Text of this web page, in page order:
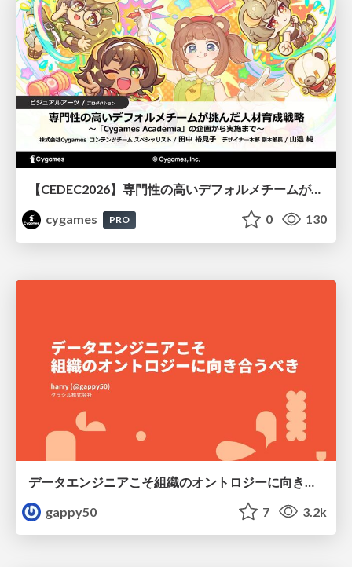
【CEDEC2026】専門性の高いデフォルメチームが挑んだ人材育成戦略 〜Cygames Academiaの企画から実施まで〜
cygames
PRO 0 130
gappy50
7 3.2k